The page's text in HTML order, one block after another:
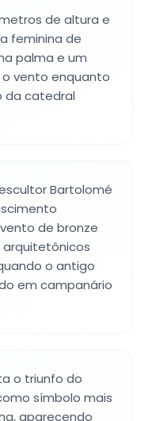
de altura e
feminina de
palma e um
vento enquanto
da catedral
Bartolomé
de bronze
o antigo
em campanário
o triunfo do
símbolo mais
aparecendo